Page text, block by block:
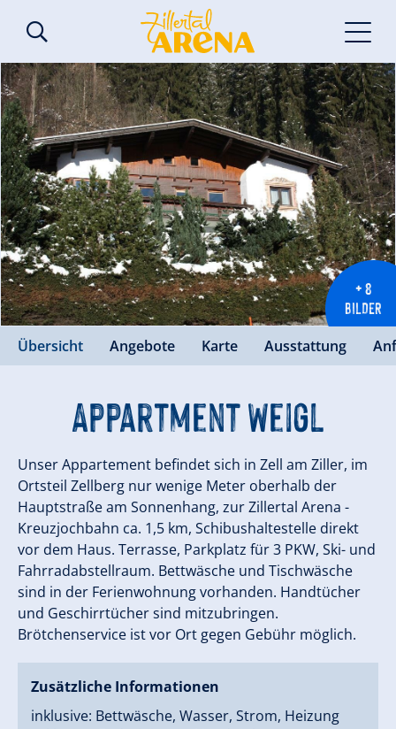
+ 8
BILDER
Übersicht Angebote Karte Ausstattung
Appartment Weigl
Unser Appartement befindet sich in Zell am Ziller, im
Ortsteil Zellberg nur wenige Meter oberhalb der
Hauptstraße am Sonnenhang, zur Zillertal Arena -
Kreuzjochbahn ca. 1,5 km, Schibushaltestelle direkt
vor dem Haus. Terrasse, Parkplatz für 3 PKW, Ski- und
Fahrradabstellraum. Bettwäsche und Tischwäsche
sind in der Ferienwohnung vorhanden. Handtücher
und Geschirrtücher sind mitzubringen.
Brötchenservice ist vor Ort gegen Gebühr möglich.
Zusätzliche Informationen
inklusive: Bettwäsche, Wasser, Strom, Heizung